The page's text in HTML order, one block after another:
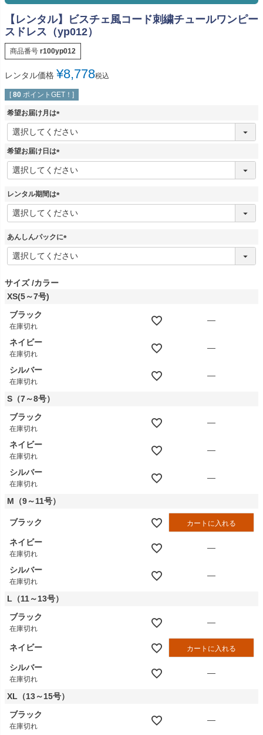
【レンタル】ビスチェ風コード刺繍チュールワンピー
スドレス（yp012）
商品番号 r100yp012
レンタル価格 ¥8,778税込
[ 80 ポイントGET！]
希望お届け月は
(
必
希望お届け日は
(
必
)
レンタル期間は
(
必
)
あんしんパックに
(
必
サイズ カラー
XS(5～7号)
ブラック
在庫切れ
—
ネイビー
在庫切れ
—
シルバー
在庫切れ
—
S（7～8号）
ブラック
在庫切れ
—
ネイビー
在庫切れ
—
シルバー
在庫切れ
—
M（9～11号）
ブラック カートに入れる
ネイビー
在庫切れ
—
シルバー
在庫切れ
—
L（11～13号）
ブラック
在庫切れ
—
ネイビー カートに入れる
シルバー
在庫切れ
—
XL（13～15号）
ブラック
在庫切れ
—